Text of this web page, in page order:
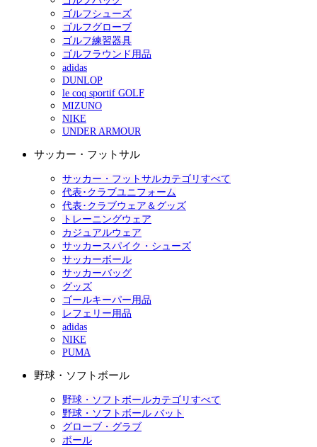
ゴルフシューズ
ゴルフグローブ
ゴルフ練習器具
ゴルフラウンド用品
adidas
DUNLOP
le coq sportif GOLF
MIZUNO
NIKE
UNDER ARMOUR
サッカー・フットサル
サッカー・フットサルカテゴリすべて
代表･クラブユニフォーム
代表･クラブウェア＆グッズ
トレーニングウェア
カジュアルウェア
サッカースパイク・シューズ
サッカーボール
サッカーバッグ
グッズ
ゴールキーパー用品
レフェリー用品
adidas
NIKE
PUMA
野球・ソフトボール
野球・ソフトボールカテゴリすべて
野球・ソフトボール バット
グローブ・グラブ
ボール